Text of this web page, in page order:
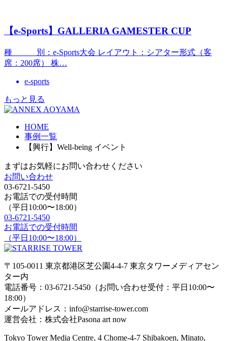
【e-Sports】GALLERIA GAMESTER CUP
種 別：e-Sports大会 レイアウト：シアター形式（客
席：200席） 株…
e-sports
もっと見る
HOME
事例一覧
【興行】Well-being イベント
まずはお気軽にお問い合わせください
お問い合わせ
03-6721-5450
お電話での受付時間
（平日10:00〜18:00）
03-6721-5450
お電話での受付時間
（平日10:00〜18:00）
〒105-0011 東京都港区芝公園4-4-7 東京タワーメディアセン
ター内
電話番号：03-6721-5450（お問い合わせ受付：平日10:00〜
18:00）
メールアドレス：info@starrise-tower.com
運営会社：株式会社Pasona art now
Tokyo Tower Media Centre, 4 Chome-4-7 Shibakoen, Minato,